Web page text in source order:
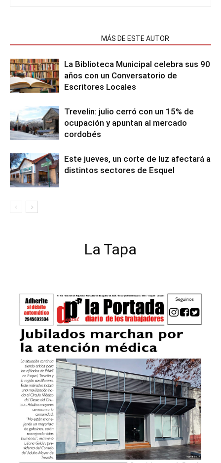
MÁS DE ESTE AUTOR
La Biblioteca Municipal celebra sus 90
años con un Conversatorio de
Escritores Locales
Trevelin: julio cerró con un 15% de
ocupación y apuntan al mercado
cordobés
Este jueves, un corte de luz afectará a
distintos sectores de Esquel
La Tapa